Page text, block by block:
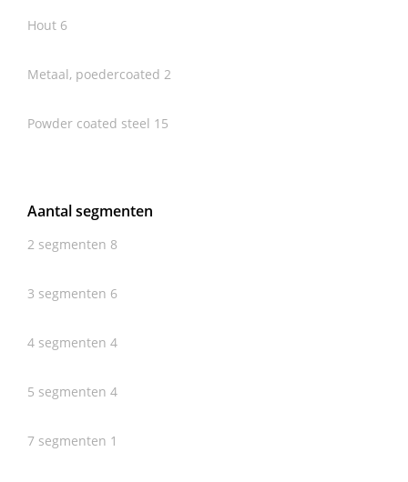
Hout 6
Metaal, poedercoated 2
Powder coated steel 15
Aantal segmenten
2 segmenten 8
3 segmenten 6
4 segmenten 4
5 segmenten 4
7 segmenten 1